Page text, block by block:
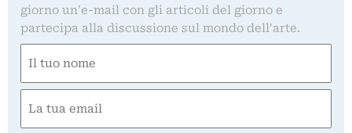
giorno un'e-mail con gli articoli del giorno e
partecipa alla discussione sul mondo dell'arte.
(Required)
First
(Required)